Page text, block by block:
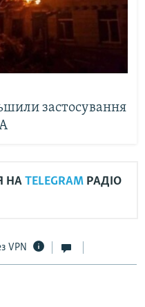
застосування
НА TELEGRAM РАДІО
VPN